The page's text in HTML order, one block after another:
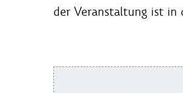
der Veranstaltung ist in